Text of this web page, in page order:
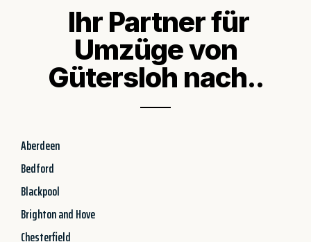
Ihr Partner für
Umzüge von
Gütersloh nach..
Aberdeen
Bedford
Blackpool
Brighton and Hove
Chesterfield